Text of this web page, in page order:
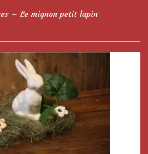
– Le mignon petit lapin